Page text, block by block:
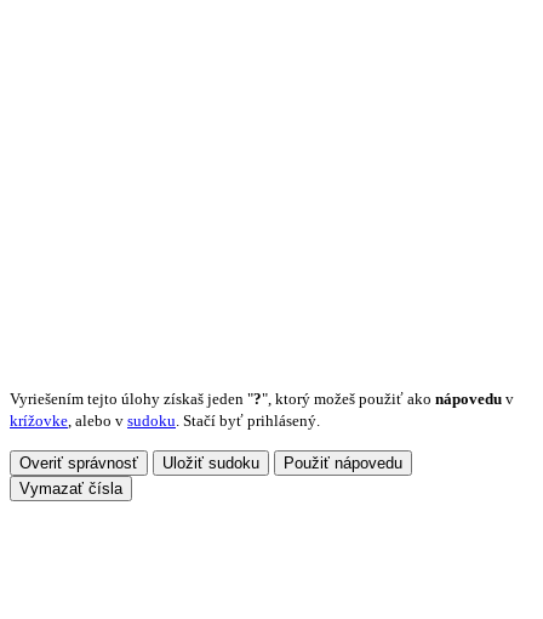
Vyriešením tejto úlohy získaš jeden "?", ktorý možeš použiť ako nápovedu v
krížovke, alebo v sudoku. Stačí byť prihlásený.